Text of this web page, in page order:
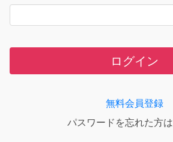
ログイン
無料会員登録
パスワードを忘れた方は